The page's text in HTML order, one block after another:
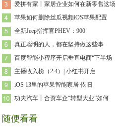
爱拼有家丨家居企业如何在新零售这场
苹果如何删除丝瓜视频iOS苹果配置
全新Jeep指挥官PHEV：900
真正聪明的人，都在坚持做这些事
百度智能小程序开启垂直电商“下半场
主播收入榜（2.4）| 小红书开启
iOS 13里的苹果智能家居 依旧
功夫汽车丨合资车企“转型大业”如何
随便看看